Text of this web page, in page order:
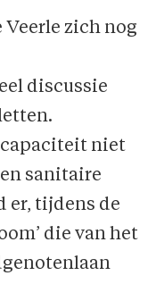
Veerle zich nog
discussie
niet
sanitaire
er, tijdens de
die van het